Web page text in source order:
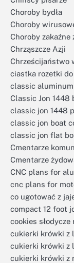
Choroby bydła
Choroby
Choroby zakaźne
Chrząszcze Azji
Chrześcijaństwo
ciastka rozetki
classic
Classic Jon 1448
classic jon 1448
classic jon boat
classic jon flat
Cmentarze
Cmentarze
CNC plans for
cnc plans for
co ugotować z
compact 12 foot
cookies słodycze
cukierki krówki z
cukierki krówki z
cukierki krówki z